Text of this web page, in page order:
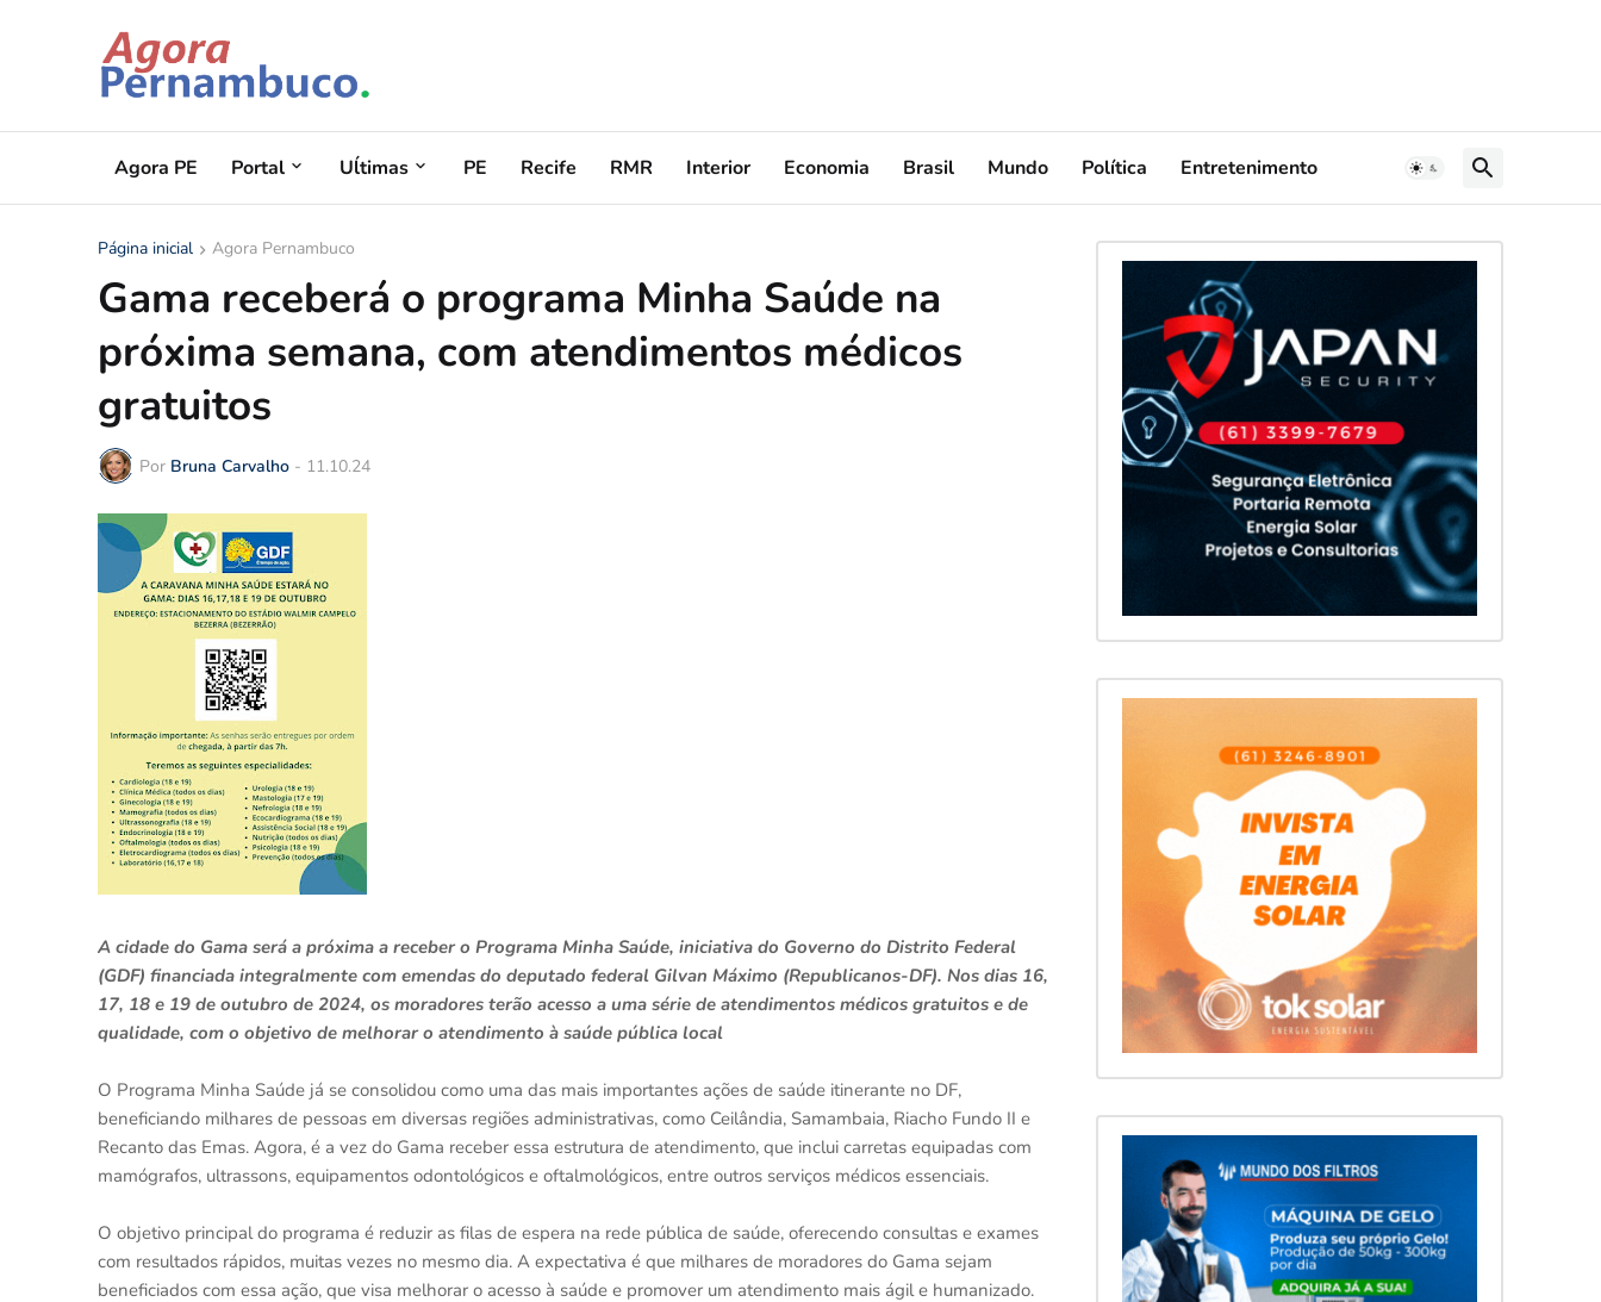
Agora PE Portal Uĺtimas PE Recife RMR Interior Economia Brasil Mundo Política Entretenimento
Página inicial Agora Pernambuco
Gama receberá o programa Minha Saúde na
próxima semana, com atendimentos médicos
gratuitos
Por Bruna Carvalho - 11.10.24
A cidade do Gama será a próxima a receber o Programa Minha Saúde, iniciativa do Governo do Distrito Federal
(GDF) financiada integralmente com emendas do deputado federal Gilvan Máximo (Republicanos-DF). Nos dias 16,
17, 18 e 19 de outubro de 2024, os moradores terão acesso a uma série de atendimentos médicos gratuitos e de
qualidade, com o objetivo de melhorar o atendimento à saúde pública local
O Programa Minha Saúde já se consolidou como uma das mais importantes ações de saúde itinerante no DF,
beneficiando milhares de pessoas em diversas regiões administrativas, como Ceilândia, Samambaia, Riacho Fundo II e
Recanto das Emas. Agora, é a vez do Gama receber essa estrutura de atendimento, que inclui carretas equipadas com
mamógrafos, ultrassons, equipamentos odontológicos e oftalmológicos, entre outros serviços médicos essenciais.
O objetivo principal do programa é reduzir as filas de espera na rede pública de saúde, oferecendo consultas e exames
com resultados rápidos, muitas vezes no mesmo dia. A expectativa é que milhares de moradores do Gama sejam
beneficiados com essa ação, que visa melhorar o acesso à saúde e promover um atendimento mais ágil e humanizado.